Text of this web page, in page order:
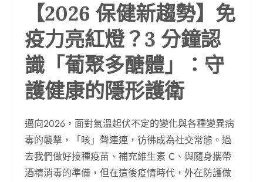
【2026 保健新趨勢】免
疫力亮紅燈？3 分鐘認
識「葡聚多醣體」：守
護健康的隱形護衛
邁向2026，面對氣溫起伏不定的變化與各種變異病
毒的襲擊，「咳」聲連連，彷彿成為社交常態。過
去我們做好接種疫苗、補充維生素 C、與隨身攜帶
酒精消毒的準備，但在這後疫情時代，外在防護做